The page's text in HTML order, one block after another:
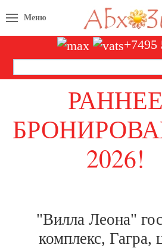
Меню
+7495
РАННЕЕ
2026!
"Вилла Леона"
комплекс, Гагра,